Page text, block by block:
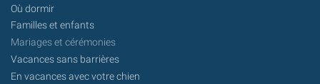
Où dormir
Familles et enfants
Mariages et cérémonies
Vacances sans barrières
En vacances avec votre chien